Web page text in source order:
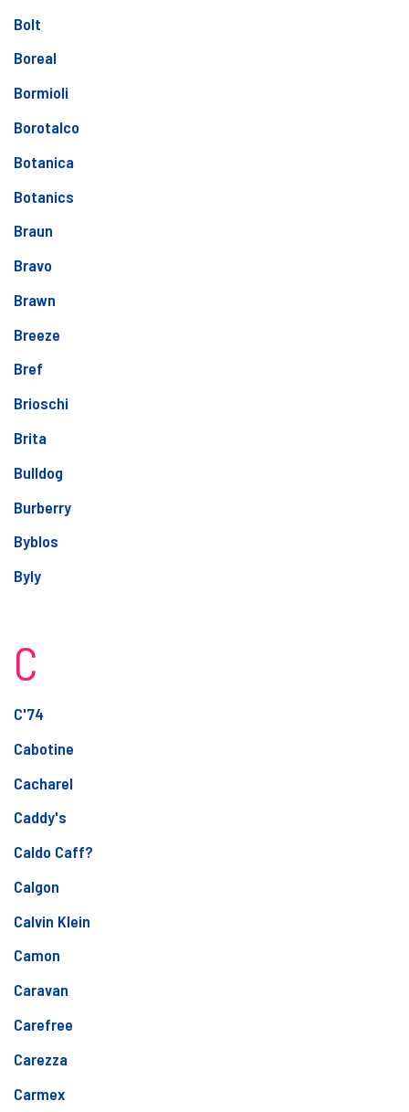
Bolt
Boreal
Bormioli
Borotalco
Botanica
Botanics
Braun
Bravo
Brawn
Breeze
Bref
Brioschi
Brita
Bulldog
Burberry
Byblos
Byly
C
C'74
Cabotine
Cacharel
Caddy's
Caldo Caff?
Calgon
Calvin Klein
Camon
Caravan
Carefree
Carezza
Carmex